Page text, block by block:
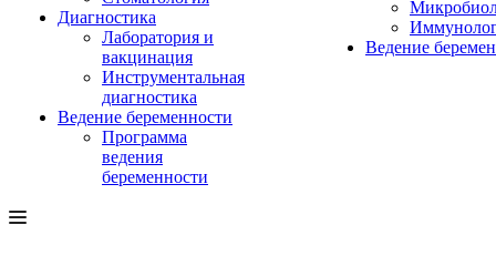
Диагностика
Лаборатория и
вакцинация
Инструментальная
диагностика
Ведение беременности
Программа
ведения
беременности
Ведение